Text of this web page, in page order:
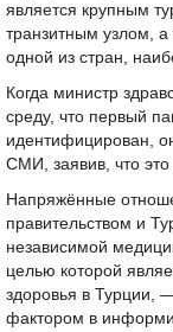
является крупным
транзитным узлом,
одной из стран,
Когда министр
среду, что первый
идентифицирован,
СМИ, заявив, что
Напряжённые
правительством и
независимой
целью которой
здоровья в Турции,
фактором в